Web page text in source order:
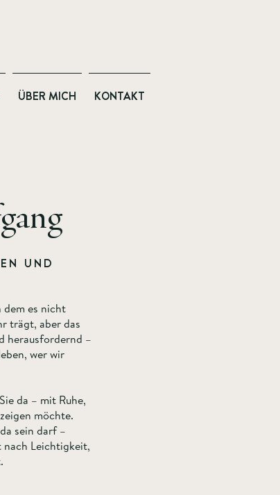
ÜBER MICH KONTAKT
UND
dem es nicht
trägt, aber das
herausfordernd –
wer wir
da – mit Ruhe,
möchte.
sein darf –
nach Leichtigkeit,